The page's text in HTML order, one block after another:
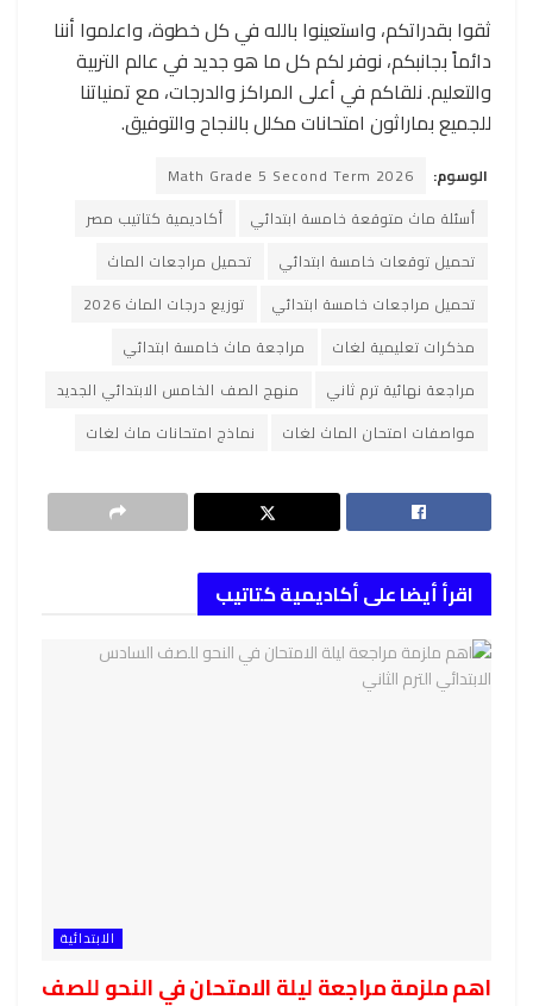
ثقوا بقدراتكم، واستعينوا بالله في كل خطوة، واعلموا أننا
دائماً بجانبكم، نوفر لكم كل ما هو جديد في عالم التربية
والتعليم. نلقاكم في أعلى المراكز والدرجات، مع تمنياتنا
للجميع بماراثون امتحانات مكلل بالنجاح والتوفيق.
الوسوم:
Math Grade 5 Second Term 2026
أسئلة ماث متوقعة خامسة ابتدائي
أكاديمية كتاتيب مصر
تحميل توقعات خامسة ابتدائي
تحميل مراجعات الماث
تحميل مراجعات خامسة ابتدائي
توزيع درجات الماث 2026
مذكرات تعليمية لغات
مراجعة ماث خامسة ابتدائي
مراجعة نهائية ترم ثاني
منهج الصف الخامس الابتدائي الجديد
مواصفات امتحان الماث لغات
نماذج امتحانات ماث لغات
اقرأ أيضا على أكاديمية كتاتيب
الابتدائية
اهم ملزمة مراجعة ليلة الامتحان في النحو للصف